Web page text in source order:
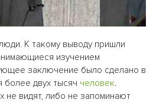
К такому выводу пришли
изучением
заключение было сделано в
более двух тысяч человек.
не видят, либо не запоминают